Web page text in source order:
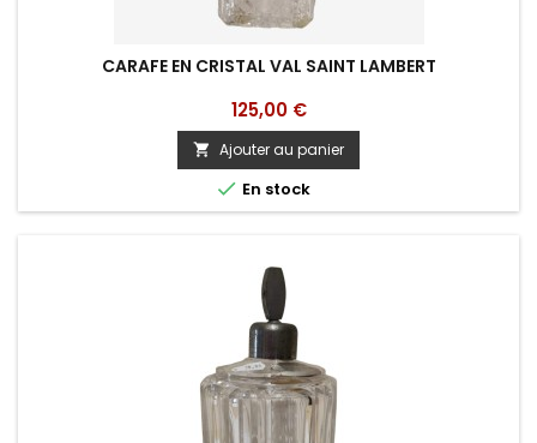
CARAFE EN CRISTAL VAL SAINT LAMBERT
Prix
125,00 €
 Ajouter au panier
 En stock